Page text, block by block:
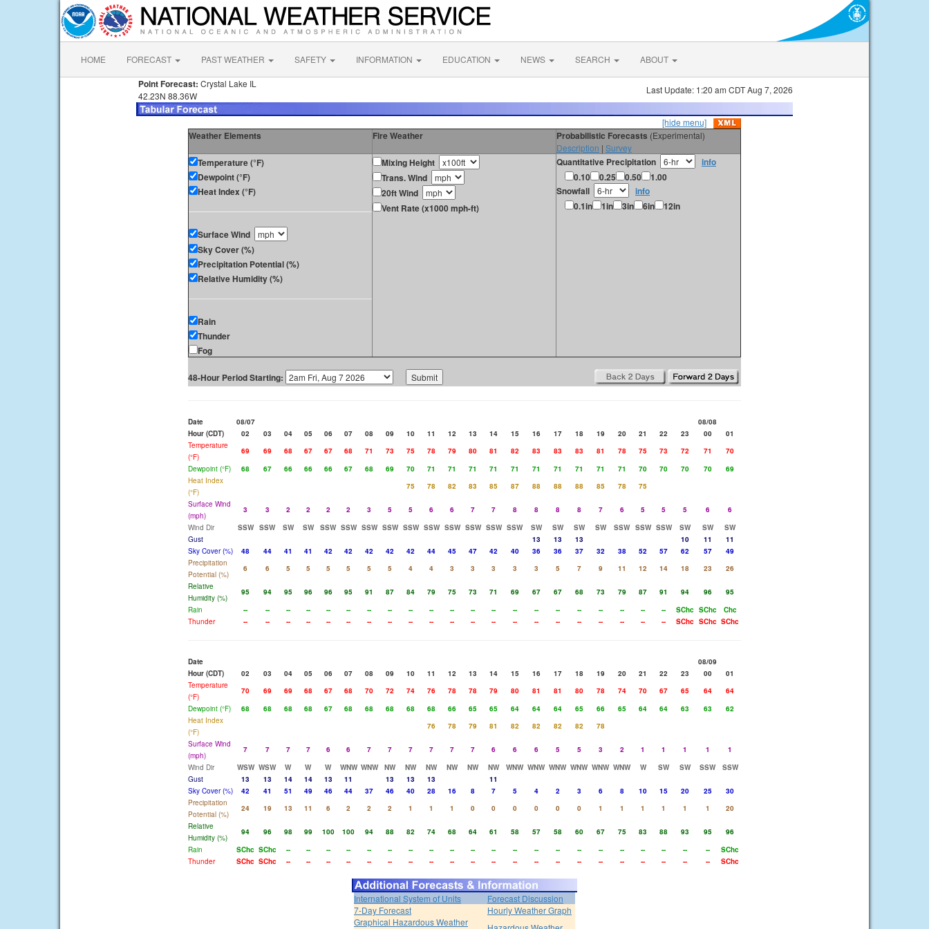
HOME FORECAST PAST WEATHER SAFETY INFORMATION EDUCATION NEWS SEARCH ABOUT
Point Forecast: Crystal Lake IL
42.23N 88.36W
Last Update: 1:20 am CDT Aug 7, 2026
[hide menu]
Weather Elements Fire Weather Probabilistic Forecasts (Experimental)
Description | Survey
Temperature (°F)
Dewpoint (°F)
Heat Index (°F)
Surface Wind
Sky Cover (%)
Precipitation Potential (%)
Relative Humidity (%)
Rain
Thunder
Fog
Mixing Height
Trans. Wind
20ft Wind
Vent Rate (x1000 mph-ft)
Quantitative Precipitation
info
0.10
0.25 0.50
1.00
Snowfall
info
0.1in
1in 3in 6in 12in
48-Hour Period Starting:
Date 08/07
08/08
Hour (CDT)
02 03 04 05 06 07 08 09 10 11 12 13 14 15 16 17 18 19 20 21 22 23 00
01
Temperature
(°F)
69 69 68 67 67 68 71 73 75 78 79 80 81 82 83 83 83 81 78 75 73 72 71
70
Dewpoint (°F)
68 67 66 66 66 67 68 69 70 71 71 71 71 71 71 71 71 71 71 70 70 70 70
69
Heat Index
(°F)
75 78 82 83 85 87 88 88 88 85 78
75
Surface Wind
(mph)
3 3 2 2 2 2 3 5 5 6 6 7 7 8 8 8 8 7 6 5 5 5 6
6
Wind Dir
SSW SSW SW SW SSW SSW SSW SSW SSW SSW SSW SSW SSW SSW SW SW SW SW SSW SSW SSW SW SW
SW
Gust
13 13 13 10 11
11
Sky Cover (%)
48 44 41 41 42 42 42 42 42 44 45 47 42 40 36 36 37 32 38 52 57 62 57
49
Precipitation
Potential (%)
6 6 5 5 5 5 5 5 4 4 3 3 3 3 3 5 7 9 11 12 14 18 23
26
Relative
Humidity (%)
95 94 95 96 96 95 91 87 84 79 75 73 71 69 67 67 68 73 79 87 91 94 96
95
Rain
-- -- -- -- -- -- -- -- -- -- -- -- -- -- -- -- -- -- -- -- -- SChc SChc
Chc
Thunder
-- -- -- -- -- -- -- -- -- -- -- -- -- -- -- -- -- -- -- -- -- SChc SChc SChc
Date
08/09
Hour (CDT)
02 03 04 05 06 07 08 09 10 11 12 13 14 15 16 17 18 19 20 21 22 23 00
01
Temperature
(°F)
70 69 69 68 67 68 70 72 74 76 78 78 79 80 81 81 80 78 74 70 67 65 64
64
Dewpoint (°F)
68 68 68 68 67 68 68 68 68 68 66 65 65 64 64 64 65 66 65 64 64 63 63
62
Heat Index
(°F)
76 78 79 81 82 82 82 82
78
Surface Wind
(mph)
7 7 7 7 6 6 7 7 7 7 7 7 6 6 6 5 5 3 2 1 1 1 1
1
Wind Dir
WSW WSW W W W WNW WNW NW NW NW NW NW NW WNW WNW WNW WNW WNW WNW W SW SW SSW
SSW
Gust
13 13 14 14 13 11 13 13 13
11
Sky Cover (%)
42 41 51 49 46 44 37 46 40 28 16 8 7 5 4 2 3 6 8 10 15 20 25
30
Precipitation
Potential (%)
24 19 13 11 6 2 2 2 1 1 1 0 0 0 0 0 0 1 1 1 1 1 1
20
Relative
Humidity (%)
94 96 98 99 100 100 94 88 82 74 68 64 61 58 57 58 60 67 75 83 88 93 95
96
Rain
SChc SChc -- -- -- -- -- -- -- -- -- -- -- -- -- -- -- -- -- -- -- -- --
SChc
Thunder
SChc SChc -- -- -- -- -- -- -- -- -- -- -- -- -- -- -- -- -- -- -- -- -- SChc
International System of Units
Forecast Discussion
7-Day Forecast
Hourly Weather Graph
Graphical Hazardous Weather